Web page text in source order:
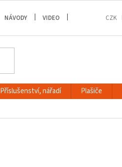
NÁVODY VIDEO CZK
Příslušenství, nářadí Plašiče